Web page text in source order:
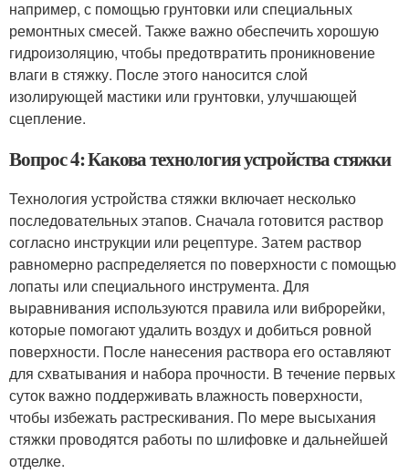
например, с помощью грунтовки или специальных
ремонтных смесей. Также важно обеспечить хорошую
гидроизоляцию, чтобы предотвратить проникновение
влаги в стяжку. После этого наносится слой
изолирующей мастики или грунтовки, улучшающей
сцепление.
Вопрос 4: Какова технология устройства стяжки
Технология устройства стяжки включает несколько
последовательных этапов. Сначала готовится раствор
согласно инструкции или рецептуре. Затем раствор
равномерно распределяется по поверхности с помощью
лопаты или специального инструмента. Для
выравнивания используются правила или виброрейки,
которые помогают удалить воздух и добиться ровной
поверхности. После нанесения раствора его оставляют
для схватывания и набора прочности. В течение первых
суток важно поддерживать влажность поверхности,
чтобы избежать растрескивания. По мере высыхания
стяжки проводятся работы по шлифовке и дальнейшей
отделке.